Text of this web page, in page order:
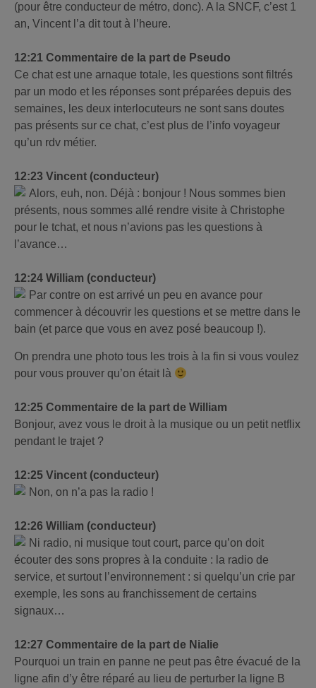
(pour être conducteur de métro, donc). A la SNCF, c’est 1
an, Vincent l’a dit tout à l’heure.
12:21 Commentaire de la part de Pseudo
Ce chat est une arnaque totale, les questions sont filtrés
par un modo et les réponses sont préparées depuis des
semaines, les deux interlocuteurs ne sont sans doutes
pas présents sur ce chat, c’est plus de l’info voyageur
qu’un rdv métier.
12:23 Vincent (conducteur)
Alors, euh, non. Déjà : bonjour ! Nous sommes bien
présents, nous sommes allé rendre visite à Christophe
pour le tchat, et nous n’avions pas les questions à
l’avance…
12:24 William (conducteur)
Par contre on est arrivé un peu en avance pour
commencer à découvrir les questions et se mettre dans le
bain (et parce que vous en avez posé beaucoup !).
On prendra une photo tous les trois à la fin si vous voulez
pour vous prouver qu’on était là
12:25 Commentaire de la part de William
Bonjour, avez vous le droit à la musique ou un petit netflix
pendant le trajet ?
12:25 Vincent (conducteur)
Non, on n’a pas la radio !
12:26 William (conducteur)
Ni radio, ni musique tout court, parce qu’on doit
écouter des sons propres à la conduite : la radio de
service, et surtout l’environnement : si quelqu’un crie par
exemple, les sons au franchissement de certains
signaux…
12:27 Commentaire de la part de Nialie
Pourquoi un train en panne ne peut pas être évacué de la
ligne afin d’y être réparé au lieu de perturber la ligne B